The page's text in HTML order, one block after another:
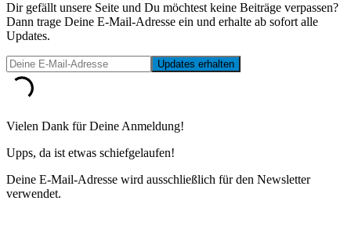
Dir gefällt unsere Seite und Du möchtest keine Beiträge verpassen?
Dann trage Deine E-Mail-Adresse ein und erhalte ab sofort alle
Updates.
Vielen Dank für Deine Anmeldung!
Upps, da ist etwas schiefgelaufen!
Deine E-Mail-Adresse wird ausschließlich für den Newsletter
verwendet.